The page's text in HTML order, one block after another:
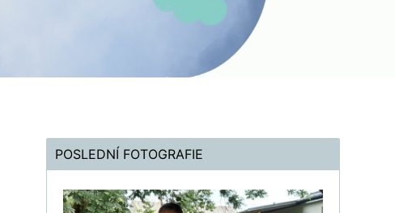
POSLEDNÍ FOTOGRAFIE